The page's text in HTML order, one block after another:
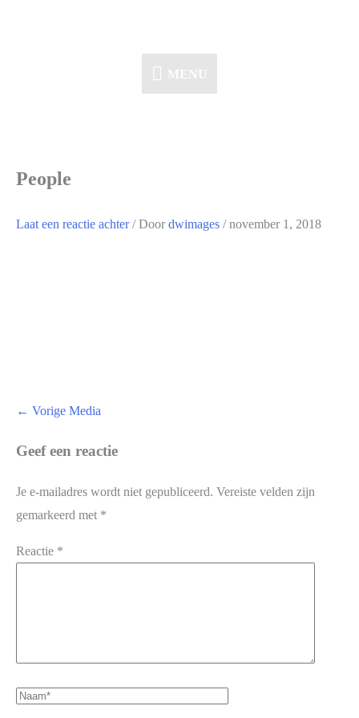
MENU
MENU
People
Laat een reactie achter / Door dwimages /november 1, 2018
← Vorige Media
Geef een reactie
Je e-mailadres wordt niet gepubliceerd. Vereiste velden zijn
gemarkeerd met *
Reactie *
Naam*